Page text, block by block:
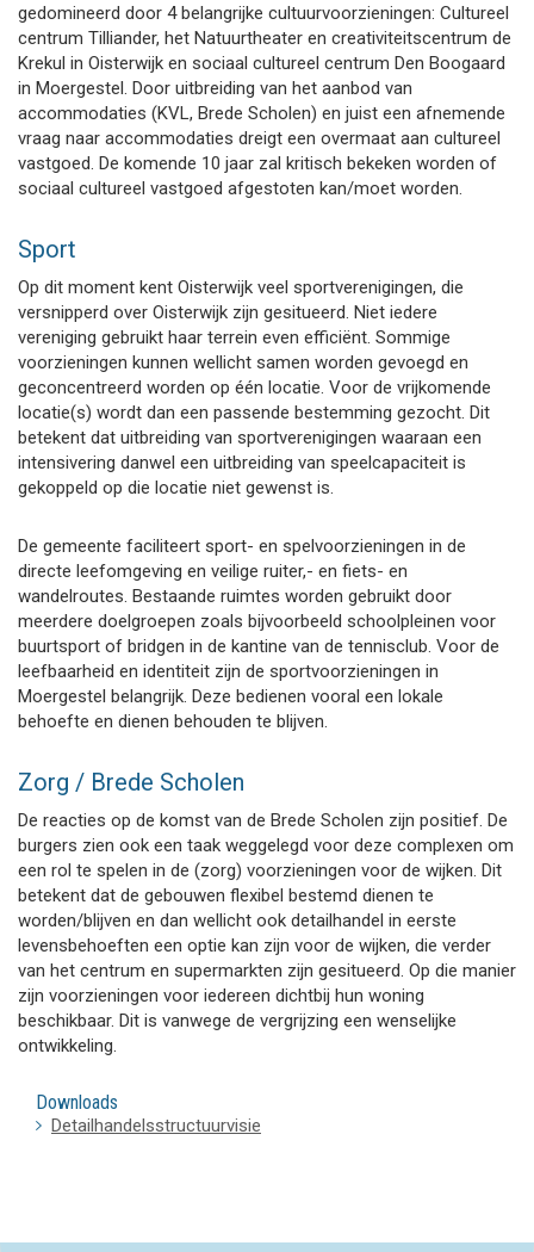
gedomineerd door 4 belangrijke cultuurvoorzieningen: Cultureel
centrum Tilliander, het Natuurtheater en creativiteitscentrum de
Krekul in Oisterwijk en sociaal cultureel centrum Den Boogaard
in Moergestel. Door uitbreiding van het aanbod van
accommodaties (KVL, Brede Scholen) en juist een afnemende
vraag naar accommodaties dreigt een overmaat aan cultureel
vastgoed. De komende 10 jaar zal kritisch bekeken worden of
sociaal cultureel vastgoed afgestoten kan/moet worden.
Sport
Op dit moment kent Oisterwijk veel sportverenigingen, die
versnipperd over Oisterwijk zijn gesitueerd. Niet iedere
vereniging gebruikt haar terrein even efficiënt. Sommige
voorzieningen kunnen wellicht samen worden gevoegd en
geconcentreerd worden op één locatie. Voor de vrijkomende
locatie(s) wordt dan een passende bestemming gezocht. Dit
betekent dat uitbreiding van sportverenigingen waaraan een
intensivering danwel een uitbreiding van speelcapaciteit is
gekoppeld op die locatie niet gewenst is.
De gemeente faciliteert sport- en spelvoorzieningen in de
directe leefomgeving en veilige ruiter,- en fiets- en
wandelroutes. Bestaande ruimtes worden gebruikt door
meerdere doelgroepen zoals bijvoorbeeld schoolpleinen voor
buurtsport of bridgen in de kantine van de tennisclub. Voor de
leefbaarheid en identiteit zijn de sportvoorzieningen in
Moergestel belangrijk. Deze bedienen vooral een lokale
behoefte en dienen behouden te blijven.
Zorg / Brede Scholen
De reacties op de komst van de Brede Scholen zijn positief. De
burgers zien ook een taak weggelegd voor deze complexen om
een rol te spelen in de (zorg) voorzieningen voor de wijken. Dit
betekent dat de gebouwen flexibel bestemd dienen te
worden/blijven en dan wellicht ook detailhandel in eerste
levensbehoeften een optie kan zijn voor de wijken, die verder
van het centrum en supermarkten zijn gesitueerd. Op die manier
zijn voorzieningen voor iedereen dichtbij hun woning
beschikbaar. Dit is vanwege de vergrijzing een wenselijke
ontwikkeling.
Downloads
Detailhandelsstructuurvisie